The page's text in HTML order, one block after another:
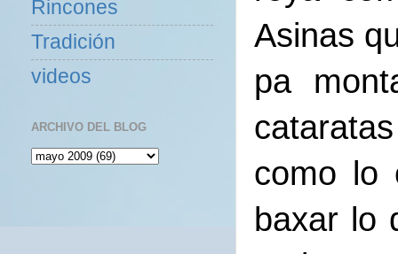
Asinas
pa
como lo
baxar lo
Rincones
Tradición
videos
ARCHIVO DEL BLOG